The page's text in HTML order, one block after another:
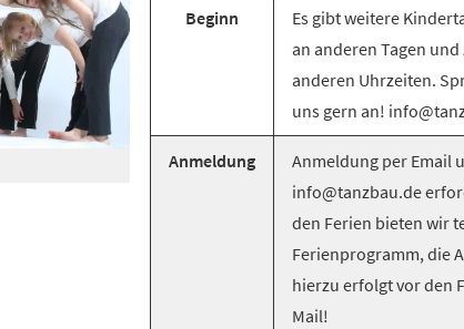
Beginn
Es gibt weitere
an anderen Tagen und
anderen Uhrzeiten.
uns gern an!
Anmeldung
Anmeldung per Email
info@tanzbau.de
den Ferien bieten wir
Ferienprogramm, die
hierzu erfolgt vor den
Mail!